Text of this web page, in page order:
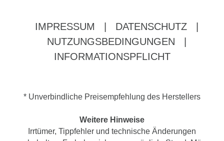
IMPRESSUM DATENSCHUTZ
NUTZUNGSBEDINGUNGEN
INFORMATIONSPFLICHT
* Unverbindliche Preisempfehlung des Herstellers
Weitere Hinweise
Irrtümer, Tippfehler und technische Änderungen